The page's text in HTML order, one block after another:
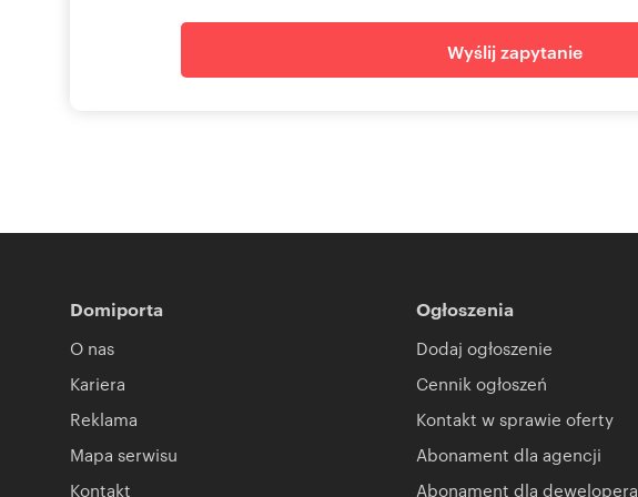
Wyślij zapytanie
Domiporta
O nas
Kariera
Reklama
Mapa serwisu
Kontakt
Ogłoszenia
Dodaj ogłoszenie
Cennik ogłoszeń
Kontakt w sprawie oferty
Abonament dla agencji
Abonament dla dewelopera